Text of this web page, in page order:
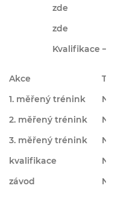
zde
zde
Kvalifikace –
Akce
TV
1. měřený trénink
2. měřený trénink
3. měřený trénink
kvalifikace
závod